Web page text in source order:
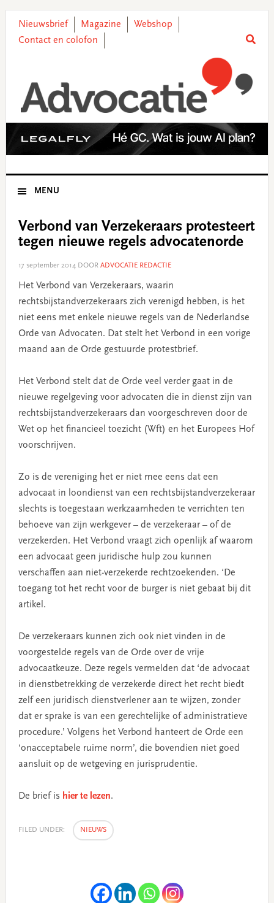
primary
main
primary
footer
Nieuwsbrief Magazine
Webshop
Contact en colofon
MENU
Verbond van Verzekeraars protesteert
tegen nieuwe regels advocatenorde
17 september 2014DOOR ADVOCATIE REDACTIE
Het Verbond van Verzekeraars, waarin
rechtsbijstandverzekeraars zich verenigd hebben, is het
niet eens met enkele nieuwe regels van de Nederlandse
Orde van Advocaten. Dat stelt het Verbond in een vorige
maand aan de Orde gestuurde protestbrief.
Het Verbond stelt dat de Orde veel verder gaat in de
nieuwe regelgeving voor advocaten die in dienst zijn van
rechtsbijstandverzekeraars dan voorgeschreven door de
Wet op het financieel toezicht (Wft) en het Europees Hof
voorschrijven.
Zo is de vereniging het er niet mee eens dat een
advocaat in loondienst van een rechtsbijstandverzekeraar
slechts is toegestaan werkzaamheden te verrichten ten
behoeve van zijn werkgever – de verzekeraar – of de
verzekerden. Het Verbond vraagt zich openlijk af waarom
een advocaat geen juridische hulp zou kunnen
verschaffen aan niet-verzekerde rechtzoekenden. ‘De
toegang tot het recht voor de burger is niet gebaat bij dit
artikel.
De verzekeraars kunnen zich ook niet vinden in de
voorgestelde regels van de Orde over de vrije
advocaatkeuze. Deze regels vermelden dat ‘de advocaat
in dienstbetrekking de verzekerde direct het recht biedt
zelf een juridisch dienstverlener aan te wijzen, zonder
dat er sprake is van een gerechtelijke of administratieve
procedure.’ Volgens het Verbond hanteert de Orde een
‘onacceptabele ruime norm’, die bovendien niet goed
aansluit op de wetgeving en jurisprudentie.
De brief is hier te lezen.
FILED UNDER: NIEUWS